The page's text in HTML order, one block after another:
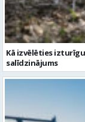
Kā izvēlēties
salīdzinājums